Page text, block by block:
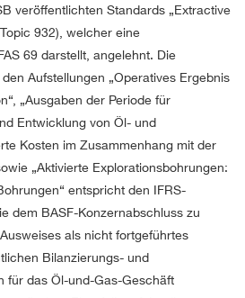
veröffentlichten Standards „Extractive
932), welcher eine
69 darstellt, angelehnt. Die
Aufstellungen „Operatives Ergebnis
„Ausgaben der Periode für
Entwicklung von Öl- und
Kosten im Zusammenhang mit der
„Aktivierte Explorationsbohrungen:
entspricht den IFRS-
dem BASF-Konzernabschluss zu
als nicht fortgeführtes
Bilanzierungs- und
für das Öl-und-Gas-Geschäft